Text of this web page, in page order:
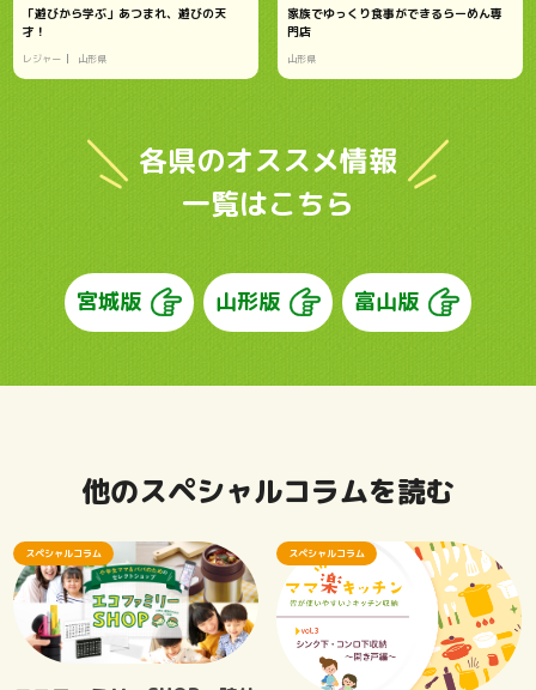
「遊びから学ぶ」あつまれ、遊びの天
才！
レジャー 山形県
家族でゆっくり食事ができるらーめん専
門店
山形県
各県のオススメ情報
一覧はこちら
宮城版 山形版 富山版
他のスペシャルコラムを読む
スペシャルコラム スペシャルコラム